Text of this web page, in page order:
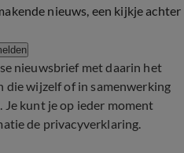
nieuws, een kijkje achter
nieuwsbrief met daarin het
die wijzelf of in samenwerking
kunt je op ieder moment
de privacyverklaring.